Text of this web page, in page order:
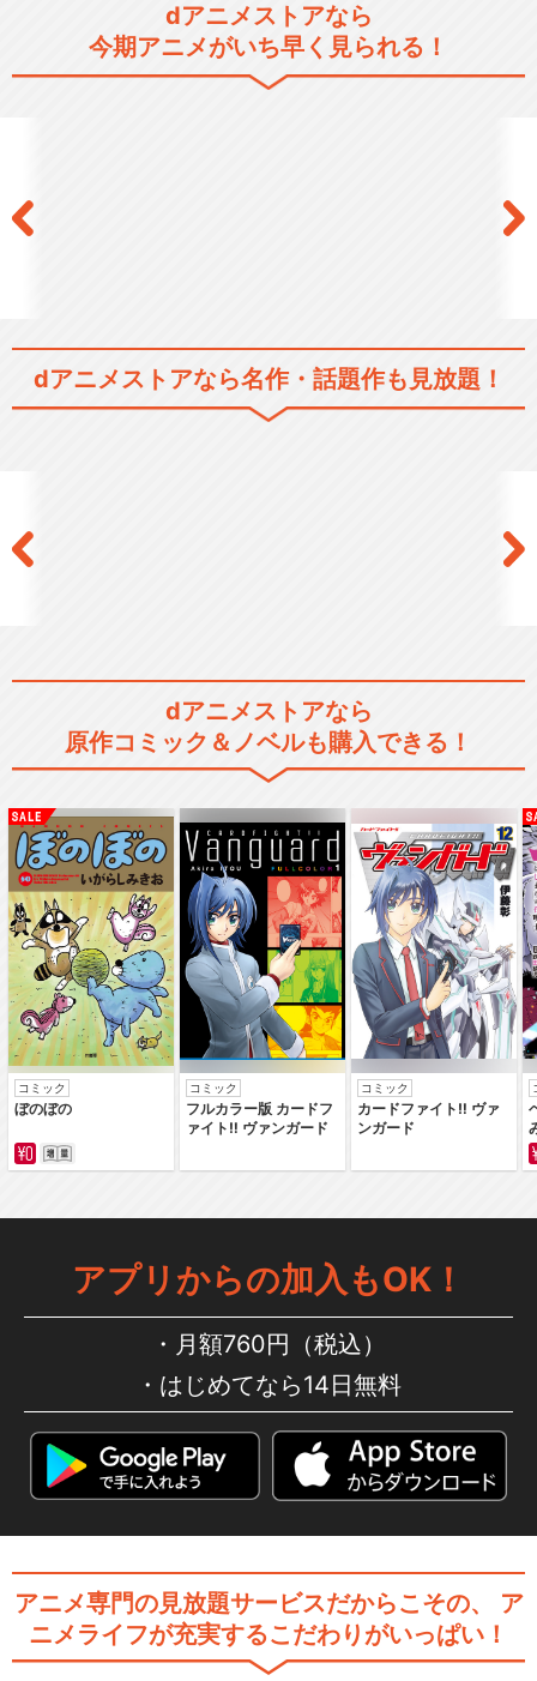
BanG Dream! 2nd Season
BanG Dream! Morfonicati…
BanG Dream! FILM LIVE
劇場版「BanG Dream! FILM
LI…
劇場版「BanG Dream! Episo
de…
de…
劇場版「BanG Dream! It's M
y…
BanG Dream! ガルパ☆ピコ
dアニメストアなら
今期アニメがいち早く見られる！
dアニメストアなら名作・話題作も見放題！
dアニメストアなら
原作コミック＆ノベルも購入できる！
コミック
ぼのぼの
コミック
フルカラー版 カードフ
ァイト‼ ヴァンガード
コミック
カードファイト‼ ヴァ
ンガード
アプリからの加入もOK！
月額760円（税込）
はじめてなら14日無料
アニメ専門の見放題サービスだからこその、
ア
ニメライフが充実するこだわりがいっぱい！